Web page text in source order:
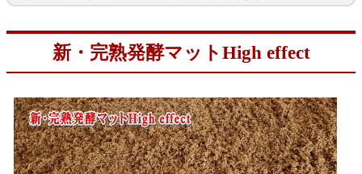
新・完熟発酵マットHigh effect